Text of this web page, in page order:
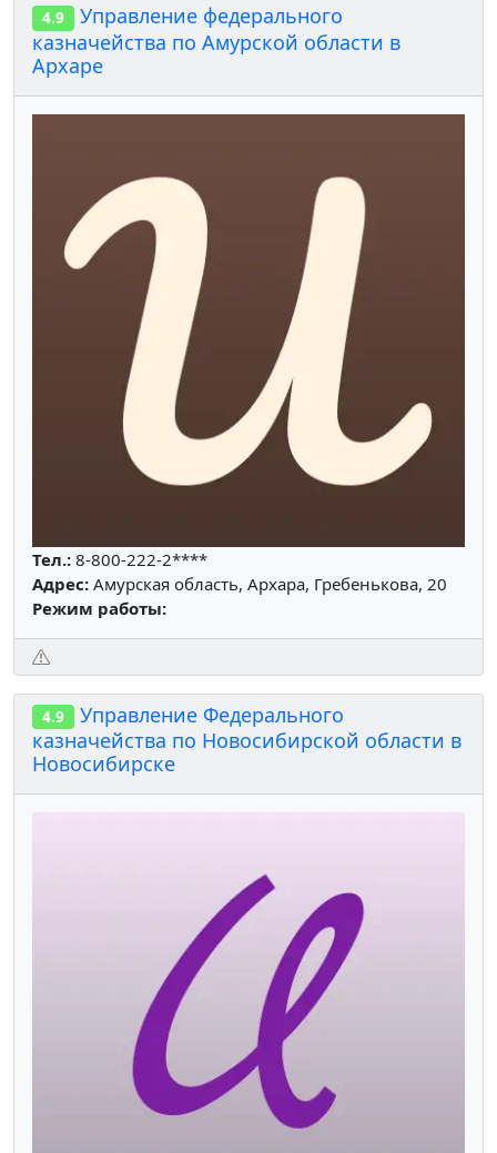
4.9
Управление федерального
казначейства по Амурской области в
Архаре
Тел.: 8-800-222-2****
Адрес: Амурская область, Архара, Гребенькова, 20
Режим работы:
4.9
Управление Федерального
казначейства по Новосибирской области в
Новосибирске